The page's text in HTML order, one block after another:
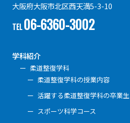
大阪府大阪市北区西天満5-3-10
TEL06-6360-3002
学科紹介
柔道整復学科
柔道整復学科の授業内容
活躍する柔道整復学科の卒業生
スポーツ科学コース